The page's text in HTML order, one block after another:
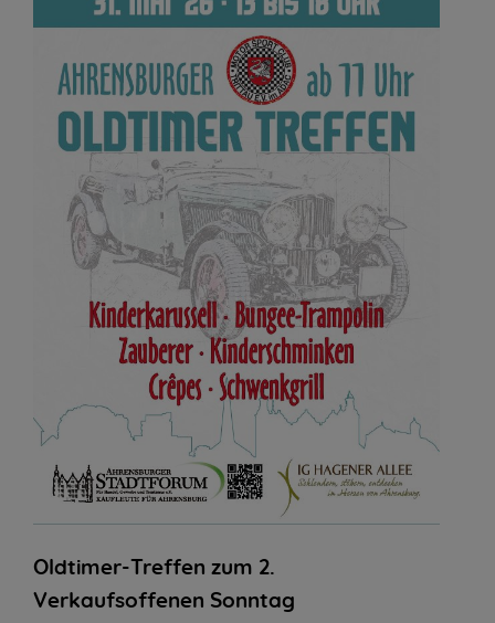
Oldtimer-Treffen zum 2.
Verkaufsoffenen Sonntag